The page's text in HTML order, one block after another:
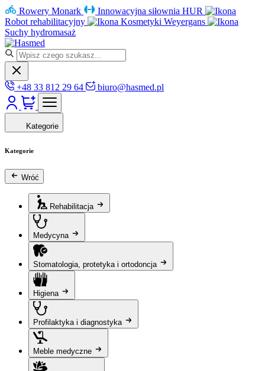
Rowery Monark
Innowacyjna siłownia HUR
Robot rehabilitacyjny
Kosmetyki Weyergans
Suchy hydromasaż
+48 33 812 29 64 biuro@hasmed.pl
Kategorie
Kategorie
Wróć
Rehabilitacja
Medycyna
Stomatologia, protetyka i ortodoncja
Higiena
Profilaktyka i diagnostyka
Meble medyczne